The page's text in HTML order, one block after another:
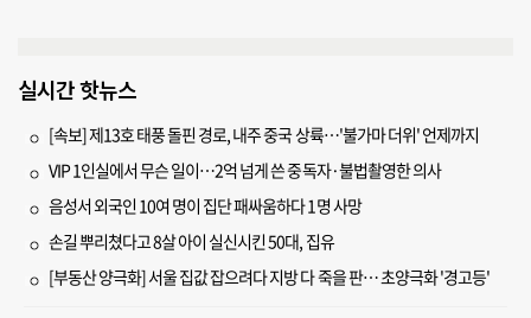
실시간 핫뉴스
[속보] 제13호 태풍 돌핀 경로, 내주 중국 상륙…'불가마 더위' 언제까지
VIP 1인실에서 무슨 일이…2억 넘게 쓴 중독자·불법촬영한 의사
음성서 외국인 10여 명이 집단 패싸움하다 1명 사망
손길 뿌리쳤다고 8살 아이 실신시킨 50대, 집유
[부동산 양극화] 서울 집값 잡으려다 지방 다 죽을 판… 초양극화 '경고등'